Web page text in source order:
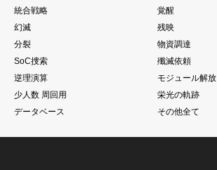
統合戦略
覚醒
幻滅
残映
分裂
物資調達
SoC捜索
殲滅依頼
逆理演算
モジュール解放
少人数 周回用
栄光の軌跡
データベース
その他全て